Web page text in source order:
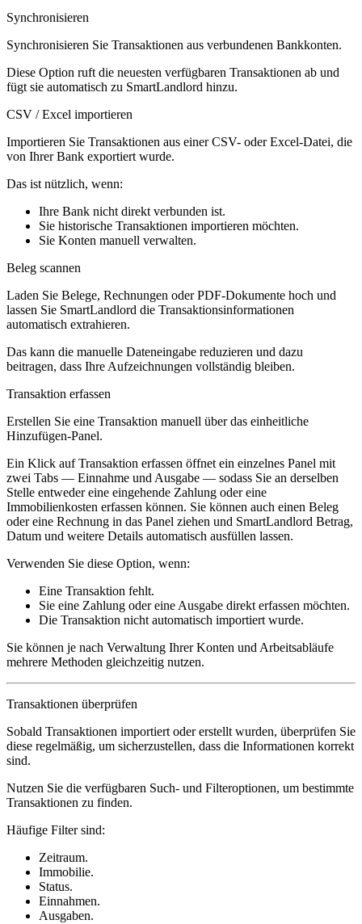
Synchronisieren
Synchronisieren Sie Transaktionen aus verbundenen Bankkonten.
Diese Option ruft die neuesten verfügbaren Transaktionen ab und
fügt sie automatisch zu SmartLandlord hinzu.
CSV / Excel importieren
Importieren Sie Transaktionen aus einer CSV- oder Excel-Datei, die
von Ihrer Bank exportiert wurde.
Das ist nützlich, wenn:
Ihre Bank nicht direkt verbunden ist.
Sie historische Transaktionen importieren möchten.
Sie Konten manuell verwalten.
Beleg scannen
Laden Sie Belege, Rechnungen oder PDF-Dokumente hoch und
lassen Sie SmartLandlord die Transaktionsinformationen
automatisch extrahieren.
Das kann die manuelle Dateneingabe reduzieren und dazu
beitragen, dass Ihre Aufzeichnungen vollständig bleiben.
Transaktion erfassen
Erstellen Sie eine Transaktion manuell über das einheitliche
Hinzufügen-Panel.
Ein Klick aufTransaktion erfassen öffnet ein einzelnes Panel mit
zwei Tabs — Einnahme und Ausgabe — sodass Sie an derselben
Stelle entweder eine eingehende Zahlung oder eine
Immobilienkosten erfassen können. Sie können auch einen Beleg
oder eine Rechnung in das Panel ziehen und SmartLandlord Betrag,
Datum und weitere Details automatisch ausfüllen lassen.
Verwenden Sie diese Option, wenn:
Eine Transaktion fehlt.
Sie eine Zahlung oder eine Ausgabe direkt erfassen möchten.
Die Transaktion nicht automatisch importiert wurde.
Sie können je nach Verwaltung Ihrer Konten und Arbeitsabläufe
mehrere Methoden gleichzeitig nutzen.
Transaktionen überprüfen
Sobald Transaktionen importiert oder erstellt wurden, überprüfen Sie
diese regelmäßig, um sicherzustellen, dass die Informationen korrekt
sind.
Nutzen Sie die verfügbaren Such- und Filteroptionen, um bestimmte
Transaktionen zu finden.
Häufige Filter sind:
Zeitraum.
Immobilie.
Status.
Einnahmen.
Ausgaben.